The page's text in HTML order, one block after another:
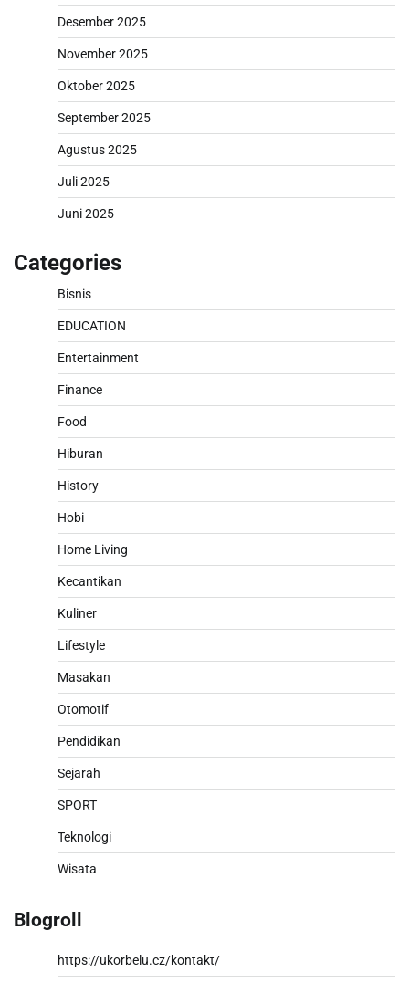
Desember 2025
November 2025
Oktober 2025
September 2025
Agustus 2025
Juli 2025
Juni 2025
Categories
Bisnis
EDUCATION
Entertainment
Finance
Food
Hiburan
History
Hobi
Home Living
Kecantikan
Kuliner
Lifestyle
Masakan
Otomotif
Pendidikan
Sejarah
SPORT
Teknologi
Wisata
Blogroll
https://ukorbelu.cz/kontakt/